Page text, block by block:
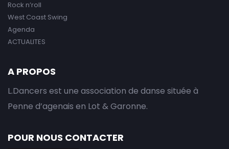
Rock n’roll
West Coast Swing
Agenda
ACTUALITES
A PROPOS
L.Dancers est une association de danse située à
Penne d’agenais en Lot & Garonne.
POUR NOUS CONTACTER